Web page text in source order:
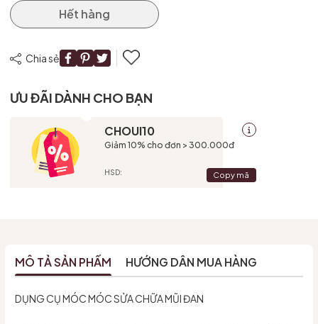
Hết hàng
Chia sẻ
ƯU ĐÃI DÀNH CHO BẠN
CHOUI10
Giảm 10% cho đơn > 300.000đ
HSD: Copy mã
MÔ TẢ SẢN PHẨM HƯỚNG DẪN MUA HÀNG
DỤNG CỤ MÓC MÓC SỬA CHỮA MŨI ĐAN